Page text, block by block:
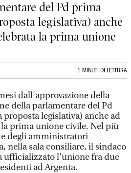
del Pd prima
legislativa) anche
la prima unione
1 MINUTI DI LETTURA
dall'approvazione della
della parlamentare del Pd
legislativa) anche ad
la prima unione civile. Nel più
degli amministratori
nella sala consiliare, il sindaco
ufficializzato l'unione fra due
ad Argenta.